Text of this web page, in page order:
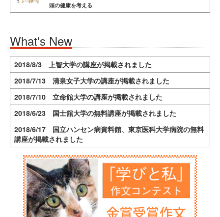
頭の健康を考える
What's New
2018/8/3 上智大学の講座が掲載されました
2018/7/13 清泉女子大学の講座が掲載されました
2018/7/10 立命館大学の講座が掲載されました
2018/6/23 国士舘大学の無料講座が掲載されました
2018/6/17 国立ハンセン病資料館、東京医科大学病院の無料
講座が掲載されました